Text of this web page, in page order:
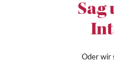
Sag
Oder wir